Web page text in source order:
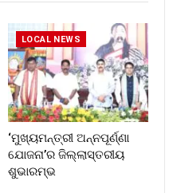
LOCAL NEWS
‘ମୁଖ୍ୟମନ୍ତ୍ରୀ ଅନ୍ନପୂର୍ଣ୍ଣା
ଯୋଜନା’ର ଜିଲ୍ଲାସ୍ତରୀୟ
ଶୁଭାରମ୍ଭ